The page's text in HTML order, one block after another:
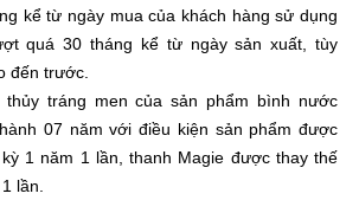
kể từ ngày mua của khách hàng sử dụng
quá 30 tháng kể từ ngày sản xuất, tùy
đến trước.
thủy tráng men của sản phẩm bình nước
07 năm với điều kiện sản phẩm được
1 năm 1 lần, thanh Magie được thay thế
lần.